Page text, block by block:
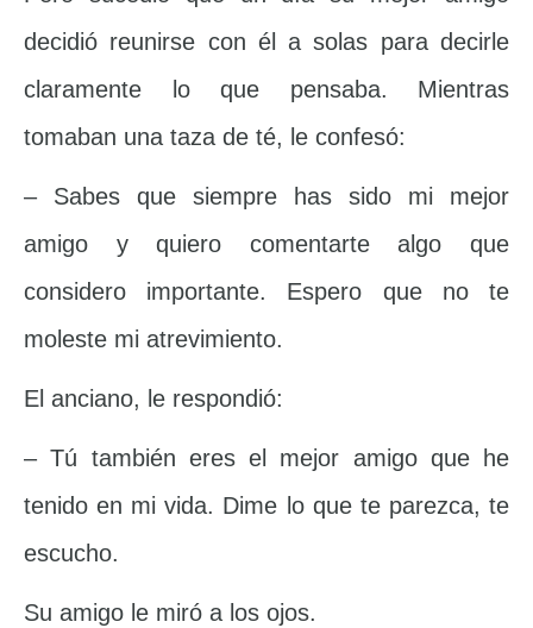
decidió reunirse con él a solas para decirle
claramente lo que pensaba. Mientras
tomaban una taza de té, le confesó:
– Sabes que siempre has sido mi mejor
amigo y quiero comentarte algo que
considero importante. Espero que no te
moleste mi atrevimiento.
El anciano, le respondió:
– Tú también eres el mejor amigo que he
tenido en mi vida. Dime lo que te parezca, te
escucho.
Su amigo le miró a los ojos.